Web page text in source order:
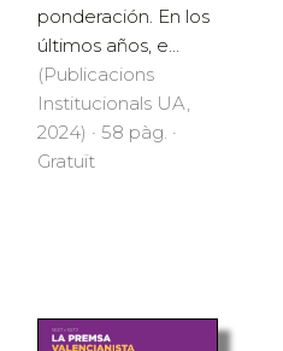
ponderación. En los
últimos años, e...
(Publicacions
Institucionals UA,
2024) · 58 pàg. ·
Gratuït